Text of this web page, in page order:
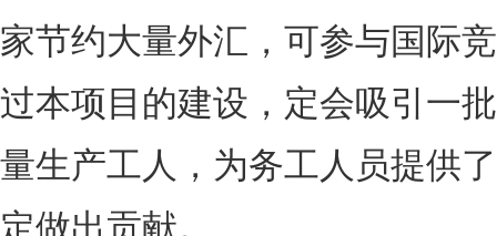
家节约大量外汇，可参与国际
过本项目的建设，定会吸引一
量生产工人，为务工人员提供
定做出贡献。